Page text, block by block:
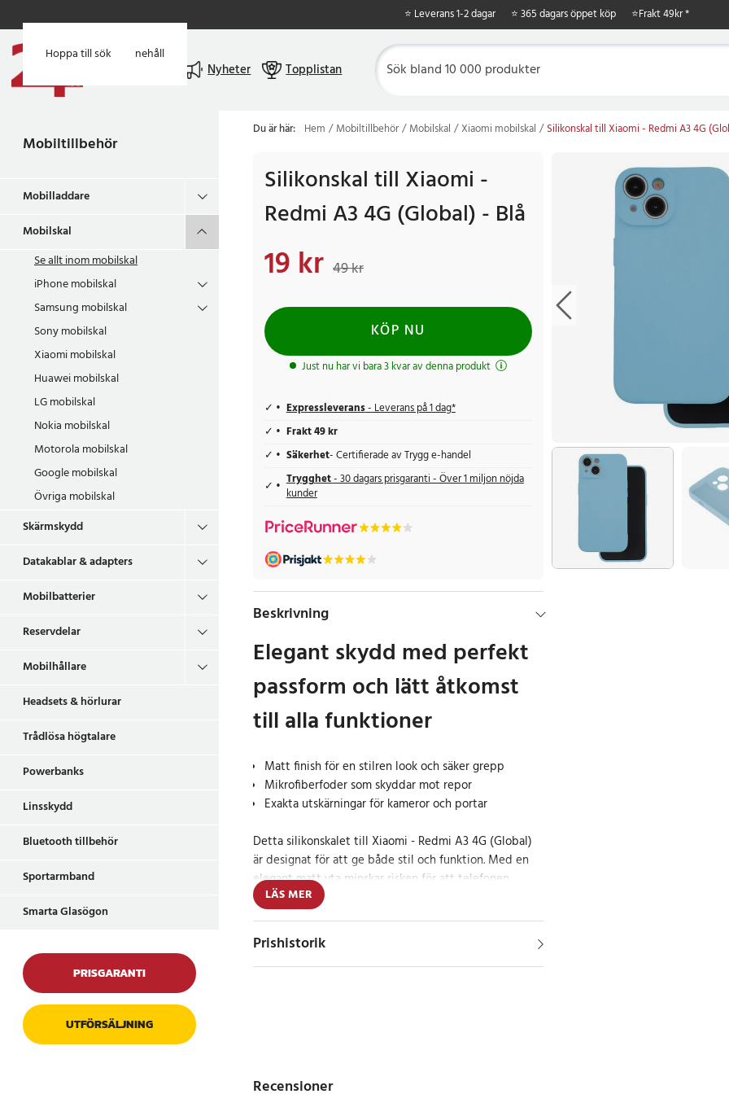
Hoppa till huvudinnehåll
Hoppa till sök
⭐ Leverans 1-2 dagar ⭐ 365 dagars öppet köp ⭐Frakt 49kr *
Nyheter Topplistan
Mobiltillbehör
Mobilladdare
Mobilskal
Se allt inommobilskal
iPhone mobilskal
Samsung mobilskal
Sony mobilskal
Xiaomi mobilskal
Huawei mobilskal
LG mobilskal
Nokia mobilskal
Motorola mobilskal
Google mobilskal
Övriga mobilskal
Skärmskydd
Datakablar & adapters
Mobilbatterier
Reservdelar
Mobilhållare
Headsets & hörlurar
Trådlösa högtalare
Powerbanks
Linsskydd
Bluetooth tillbehör
Sportarmband
Smarta Glasögon
PRISGARANTI
UTFÖRSÄLJNING
Du är här: Hem Mobiltillbehör Mobilskal Xiaomi mobilskal Silikonskal till Xiaomi - Redmi A3 4G
Silikonskal till Xiaomi -
Redmi A3 4G (Global) - Blå
Nuvarande pris
19 kr 49 kr
KÖP NU
Just nu har vi bara 3 kvar av denna produkt
Expressleverans- Leverans på 1 dag*
Frakt 49 kr
Säkerhet- Certifierade av Trygg e-handel
Trygghet- 30 dagars prisgaranti - Över 1 miljon nöjda
kunder
Beskrivning
Elegant skydd med perfekt
passform och lätt åtkomst
till alla funktioner
Matt finish för en stilren look och säker grepp
Mikrofiberfoder som skyddar mot repor
Exakta utskärningar för kameror och portar
Detta silikonskalet till Xiaomi - Redmi A3 4G (Global)
är designat för att ge både stil och funktion. Med en
elegant matt yta minskar risken för att telefonen
glider ur händerna, samtidigt som den känns behaglig
att hålla i. Det inre fodret av mjuk mikrofiber skyddar
baksidan av telefonen från repor och skador, vilket
förlänger livslängden på enheten.
LÄS MER
Prishistorik
Recensioner